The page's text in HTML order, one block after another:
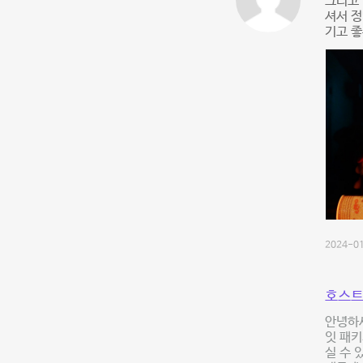
셔서
기고
2024-
호스
안녕하
잇 패
실 수